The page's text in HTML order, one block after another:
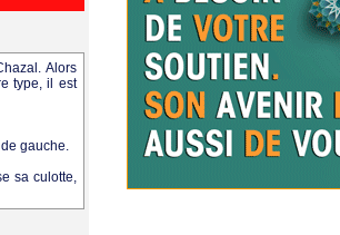
Alors
type, il est
gauche.
sa culotte,